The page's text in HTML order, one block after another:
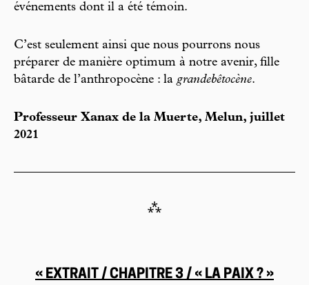
événements dont il a été témoin.
C’est seulement ainsi que nous pourrons nous
préparer de manière optimum à notre avenir, fille
bâtarde de l’anthropocène : la grandebêtocène.
Professeur Xanax de la Muerte, Melun, juillet
2021
⁂
« EXTRAIT / CHAPITRE 3 / « LA PAIX ? »